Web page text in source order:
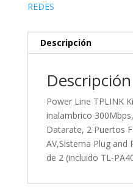
REDES
Descripción
Descripción
Power Line TPLINK
inalambrico
Datarate, 2 Puertos
AV,Sistema Plug and
de 2 (incluido TL-